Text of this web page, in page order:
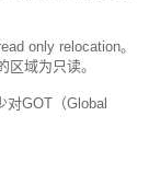
only relocation。
域为只读。
GOT（Global